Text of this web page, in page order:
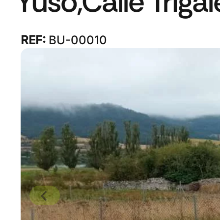
REF: BU-00010